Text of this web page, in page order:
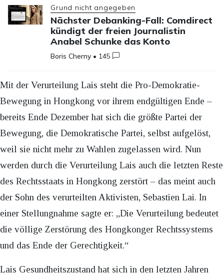
Grund nicht angegeben
Nächster Debanking-Fall: Comdirect
kündigt der freien Journalistin
Anabel Schunke das Konto
Boris Cherny • 145
Mit der Verurteilung Lais steht die Pro-Demokratie-
Bewegung in Hongkong vor ihrem endgültigen Ende –
bereits Ende Dezember hat sich die größte Partei der
Bewegung, die Demokratische Partei, selbst aufgelöst,
weil sie nicht mehr zu Wahlen zugelassen wird. Nun
werden durch die Verurteilung Lais auch die letzten Reste
des Rechtsstaats in Hongkong zerstört – das meint auch
der Sohn des verurteilten Aktivisten, Sebastien Lai. In
einer Stellungnahme sagte er: „Die Verurteilung bedeutet
die völlige Zerstörung des Hongkonger Rechtssystems
und das Ende der Gerechtigkeit.“
Lais Gesundheitszustand hat sich in den letzten Jahren